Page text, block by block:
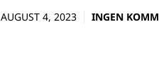
AUGUST 4, 2023 INGEN